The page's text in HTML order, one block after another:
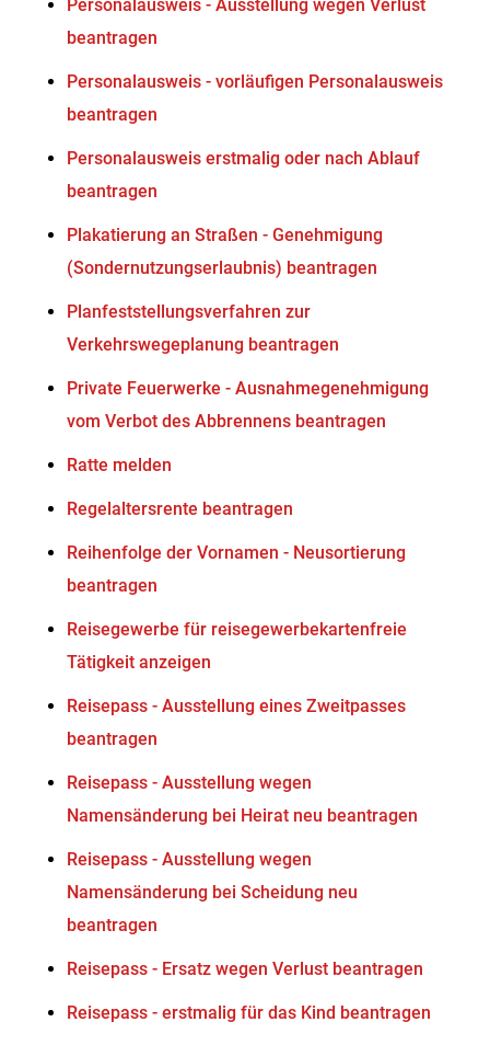
Personalausweis - Ausstellung wegen Verlust
beantragen
Personalausweis - vorläufigen Personalausweis
beantragen
Personalausweis erstmalig oder nach Ablauf
beantragen
Plakatierung an Straßen - Genehmigung
(Sondernutzungserlaubnis) beantragen
Planfeststellungsverfahren zur
Verkehrswegeplanung beantragen
Private Feuerwerke - Ausnahmegenehmigung
vom Verbot des Abbrennens beantragen
Ratte melden
Regelaltersrente beantragen
Reihenfolge der Vornamen - Neusortierung
beantragen
Reisegewerbe für reisegewerbekartenfreie
Tätigkeit anzeigen
Reisepass - Ausstellung eines Zweitpasses
beantragen
Reisepass - Ausstellung wegen
Namensänderung bei Heirat neu beantragen
Reisepass - Ausstellung wegen
Namensänderung bei Scheidung neu
beantragen
Reisepass - Ersatz wegen Verlust beantragen
Reisepass - erstmalig für das Kind beantragen